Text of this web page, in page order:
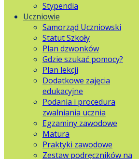
Stypendia
Uczniowie
Samorząd Uczniowski
Statut Szkoły
Plan dzwonków
Gdzie szukać pomocy?
Plan lekcji
Dodatkowe zajęcia
edukacyjne
Podania i procedura
zwalniania ucznia
Egzaminy zawodowe
Matura
Praktyki zawodowe
Zestaw podręczników na